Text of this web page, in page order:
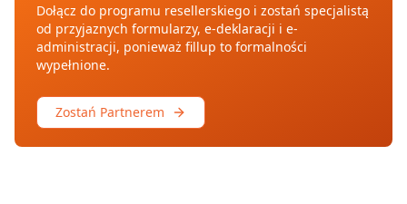
Dołącz do programu resellerskiego i zostań specjalistą
od przyjaznych formularzy, e-deklaracji i e-
administracji, ponieważ fillup to formalności
wypełnione.
Zostań Partnerem